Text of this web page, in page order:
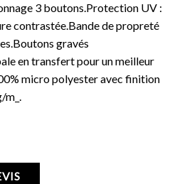
3 boutons.Protection UV :
contrastée.Bande de propreté
gravés
en transfert pour un meilleur
micro polyester avec finition